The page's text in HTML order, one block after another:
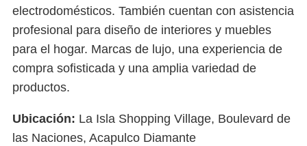
electrodomésticos. También cuentan con asistencia
profesional para diseño de interiores y muebles
para el hogar. Marcas de lujo, una experiencia de
compra sofisticada y una amplia variedad de
productos.
Ubicación: La Isla Shopping Village, Boulevard de
las Naciones, Acapulco Diamante